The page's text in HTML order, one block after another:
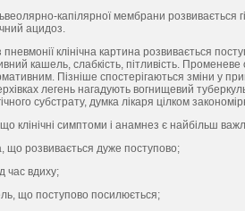
капілярної мембрани розвивається
ацидоз.
пневмонії клінічна картина розвивається
кашель, слабкість, пітливість.
Пізніше спостерігаються зміни у
легень нагадують вогнищевий
субстрату, думка лікаря цілком
клінічні симптоми і анамнез є найбільш
що розвивається дуже поступово;
час вдиху;
що поступово посилюється;